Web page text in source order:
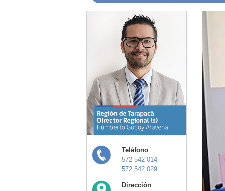
Teléfono
572 542 014
572 542 029
Dirección